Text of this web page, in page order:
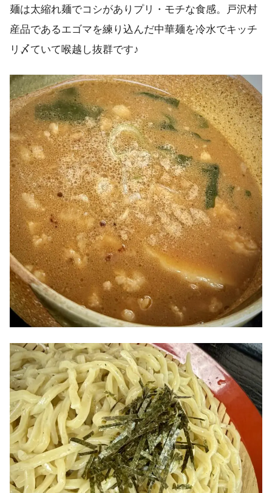
麺は太縮れ麺でコシがありプリ・モチな食感。戸沢村
産品であるエゴマを練り込んだ中華麺を冷水でキッチ
リ〆ていて喉越し抜群です♪